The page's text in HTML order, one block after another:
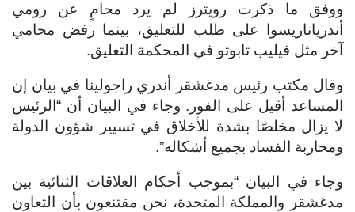
ووفق ما ذكرت رويترز لم يرد محامٍ عن رومي
أندرياناريسوا على طلب للتعليق، بينما رفض محامي
آخر مثل فيليب تابوتو في المحكمة التعليق.
وقال مكتب رئيس مدغشقر أندري راجولينا في بيان إن
المساعد أقيل على الفور. وجاء في البيان أن “الرئيس
لا يزال مخلصًا بشدة للأخلاق في تسيير شؤون الدولة
ومحاربة الفساد بجميع أشكاله”.
وجاء في البيان “بموجب أحكام العلاقات الثنائية بين
مدغشقر والمملكة المتحدة، نحن مقتنعون بأن التعاون